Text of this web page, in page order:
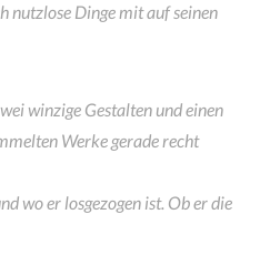
nutzlose Dinge mit auf seinen
winzige Gestalten und einen
Werke gerade recht
wo er losgezogen ist. Ob er die